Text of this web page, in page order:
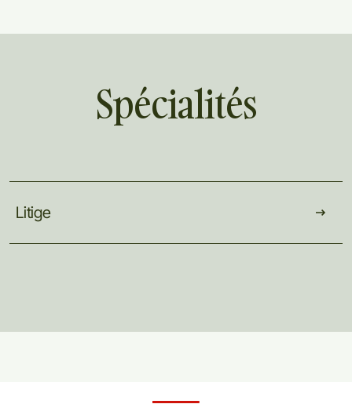
Spécialités
Litige